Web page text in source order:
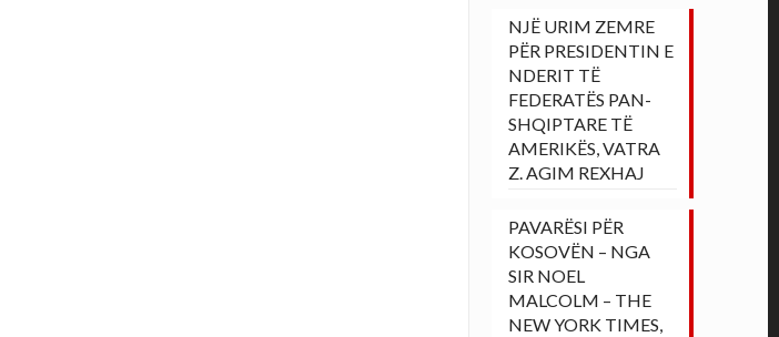
NJË URIM ZEMRE
PËR PRESIDENTIN E
NDERIT TË
FEDERATËS PAN-
SHQIPTARE TË
AMERIKËS, VATRA
Z. AGIM REXHAJ
PAVARËSI PËR
KOSOVËN – NGA
SIR NOEL
MALCOLM – THE
NEW YORK TIMES,